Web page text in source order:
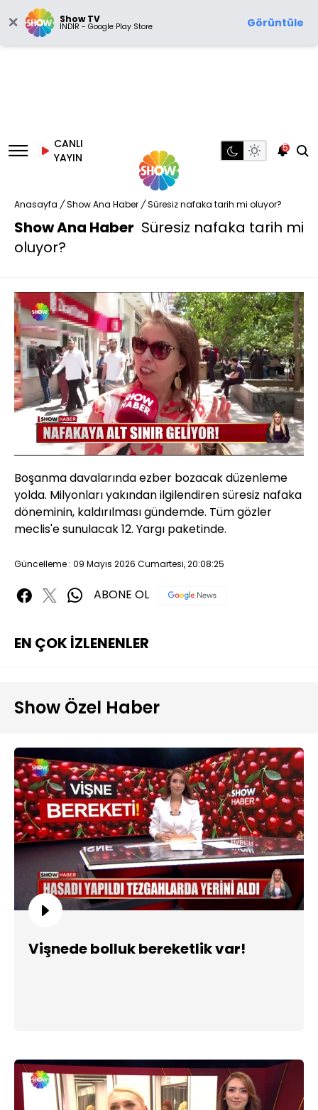
Show TV
İNDİR - Google Play Store Görüntüle
CANLI
YAYIN
5
Anasayfa / Show Ana Haber / Süresiz nafaka tarih mi oluyor?
Show Ana Haber Süresiz nafaka tarih mi
oluyor?
Sesi
Aç
480P
Yüklendi
49.50%
Oynatma
Hızı
Boşanma davalarında ezber bozacak düzenleme
yolda. Milyonları yakından ilgilendiren süresiz nafaka
döneminin, kaldırılması gündemde. Tüm gözler
meclis'e sunulacak 12. Yargı paketinde.
Güncelleme : 09 Mayıs 2026 Cumartesi, 20:08:25
ABONE OL
EN ÇOK İZLENENLER
Show Özel Haber
Vişnede bolluk bereketlik var!